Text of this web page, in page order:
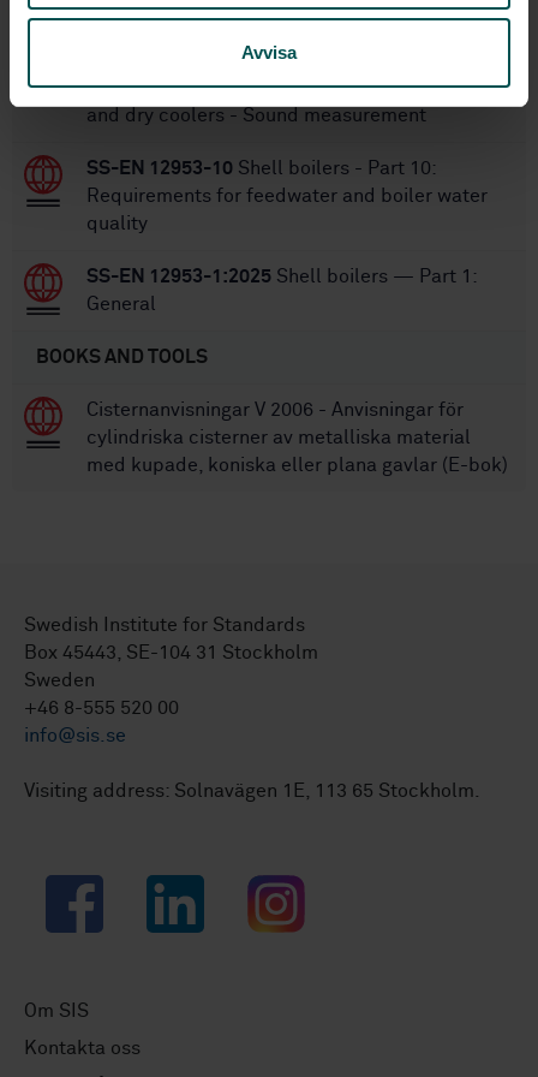
Avvisa
STANDARDS
SS-EN 13487:2019Heat exchanger - Forced
convection air cooled refrigerant condensers
and dry coolers - Sound measurement
SS-EN 12953-10 Shell boilers - Part 10:
Requirements for feedwater and boiler water
quality
SS-EN 12953-1:2025 Shell boilers — Part 1:
General
BOOKS AND TOOLS
Cisternanvisningar V 2006 - Anvisningar för
cylindriska cisterner av metalliska material
med kupade, koniska eller plana gavlar (E-bok)
Swedish Institute for Standards
Box 45443, SE-104 31 Stockholm
Sweden
+46 8-555 520 00
info@sis.se
Visiting address: Solnavägen 1E, 113 65 Stockholm.
Facebook LinkedIn Instagram
Om SIS
Kontakta oss